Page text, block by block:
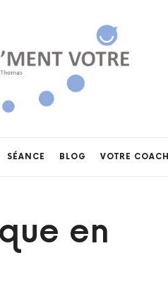
SÉANCE BLOG VOTRE COACH
en